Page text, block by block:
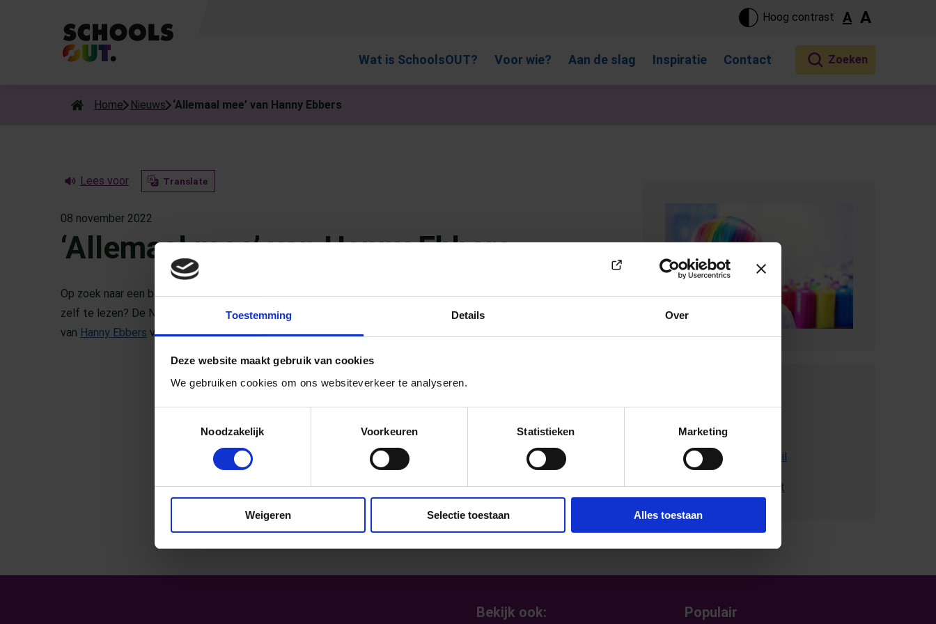
(Opent in een nieuw tabblad)
Toestemming Details Over
Deze website maakt gebruik van cookies
We gebruiken cookies om ons websiteverkeer te analyseren.
Noodzakelijk
Voorkeuren Statistieken Marketing
Weigeren Selectie toestaan Alles toestaan
Hoog contrast A A
Wat is SchoolsOUT? Voor wie? Aan de slag Inspiratie Contact
Als de resultaten voor automatisch aanvullen beschikbaar zijn, gebruik de pijlen om omhoog en omlaag te gaan naar de gewenste pagina. Touch-apparaat gebruikers, bewegen door aanraking
Home Nieuws ‘Allemaal mee’ van Hanny Ebbers
Lees voor Translate
08 november 2022
‘Allemaal mee’ van Hanny Ebbers
Op zoek naar een boek voor de allerkleinsten om voor te lezen of voor de oudere kinderen om
zelf te lezen? De Nijmeegse Hanny Ebbers schreef het boek ‘Allemaal mee’. Kijk op de website
van Hanny Ebbers voor meer informatie en lesbrieven of bestel
Stuur ons een e-mail
Bel met Schoolsout
Bekijk ook: Populair